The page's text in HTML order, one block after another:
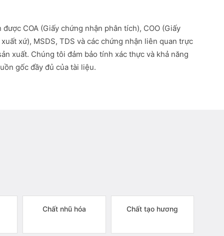
được COA (Giấy chứng nhận phân tích), COO (Giấy
xứ), MSDS, TDS và các chứng nhận liên quan trực
xuất. Chúng tôi đảm bảo tính xác thực và khả năng
gốc đầy đủ của tài liệu.
Chất nhũ hóa Chất tạo hương